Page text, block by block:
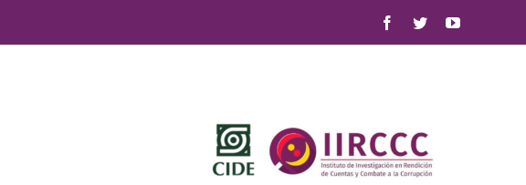
Facebook
TwitterYouTube